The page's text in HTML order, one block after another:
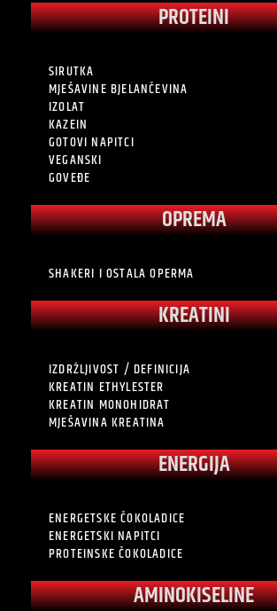
PROTEINI
SIRUTKA
MJEŠAVINE BJELANČEVINA
IZOLAT
KAZEIN
GOTOVI NAPITCI
VEGANSKI
GOVEĐE
OPREMA
SHAKERI I OSTALA OPERMA
KREATINI
IZDRŽLJIVOST / DEFINICIJA
KREATIN ETHYLESTER
KREATIN MONOHIDRAT
MJEŠAVINA KREATINA
ENERGIJA
ENERGETSKE ČOKOLADICE
ENERGETSKI NAPITCI
PROTEINSKE ČOKOLADICE
AMINOKISELINE